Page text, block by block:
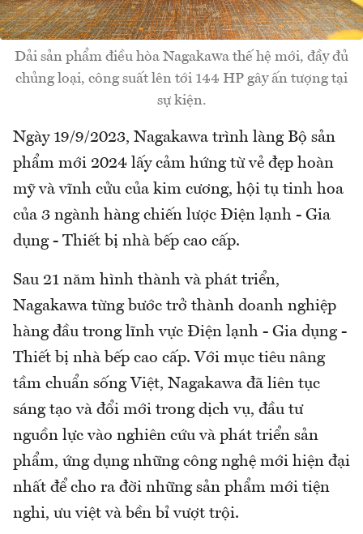
Dải sản phẩm điều hòa Nagakawa thế hệ mới, đầy đủ
chủng loại, công suất lên tới 144 HP gây ấn tượng tại
sự kiện.
Ngày 19/9/2023, Nagakawa trình làng Bộ sản
phẩm mới 2024 lấy cảm hứng từ vẻ đẹp hoàn
mỹ và vĩnh cửu của kim cương, hội tụ tinh hoa
của 3 ngành hàng chiến lược Điện lạnh - Gia
dụng - Thiết bị nhà bếp cao cấp.
Sau 21 năm hình thành và phát triển,
Nagakawa từng bước trở thành doanh nghiệp
hàng đầu trong lĩnh vực Điện lạnh - Gia dụng -
Thiết bị nhà bếp cao cấp. Với mục tiêu nâng
tầm chuẩn sống Việt, Nagakawa đã liên tục
sáng tạo và đổi mới trong dịch vụ, đầu tư
nguồn lực vào nghiên cứu và phát triển sản
phẩm, ứng dụng những công nghệ mới hiện đại
nhất để cho ra đời những sản phẩm mới tiện
nghi, ưu việt và bền bỉ vượt trội.